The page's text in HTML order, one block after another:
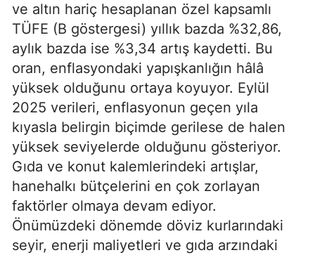
ve altın hariç hesaplanan özel kapsamlı
TÜFE (B göstergesi) yıllık bazda %32,86,
aylık bazda ise %3,34 artış kaydetti. Bu
oran, enflasyondaki yapışkanlığın hâlâ
yüksek olduğunu ortaya koyuyor. Eylül
2025 verileri, enflasyonun geçen yıla
kıyasla belirgin biçimde gerilese de halen
yüksek seviyelerde olduğunu gösteriyor.
Gıda ve konut kalemlerindeki artışlar,
hanehalkı bütçelerini en çok zorlayan
faktörler olmaya devam ediyor.
Önümüzdeki dönemde döviz kurlarındaki
seyir, enerji maliyetleri ve gıda arzındaki